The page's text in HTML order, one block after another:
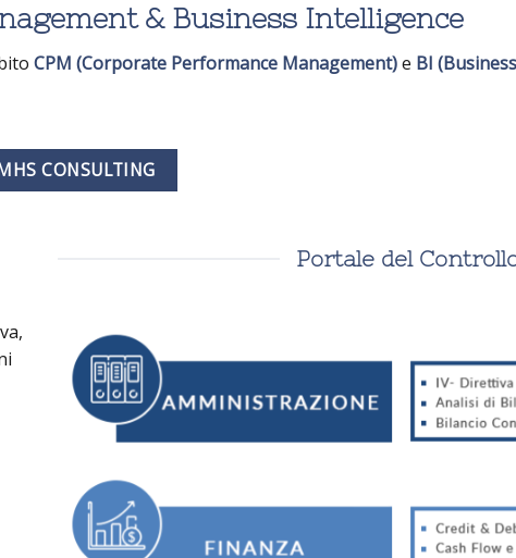
& Business Intelligence
CPM (Corporate Performance Management)e BI
CONSULTING
Portale del